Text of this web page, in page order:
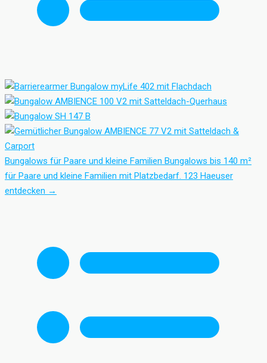
Bungalows für Paare und kleine Familien Bungalows bis 140 m²
für Paare und kleine Familien mit Platzbedarf. 123 Haeuser
entdecken →